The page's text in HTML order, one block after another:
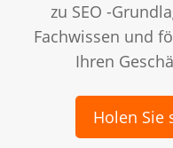
zu SEO -
Fachwissen und
Ihren
Holen Sie